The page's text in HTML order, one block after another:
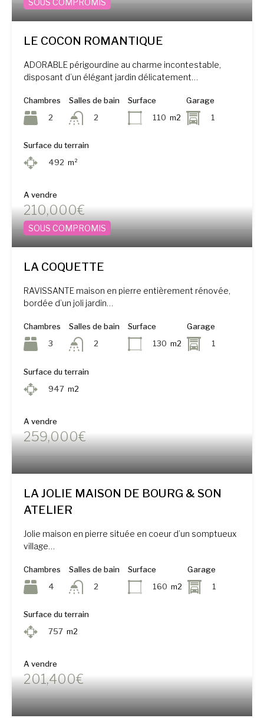
SOUS COMPROMIS
LE COCON ROMANTIQUE
ADORABLE périgourdine au charme incontestable,
disposant d’un élégant jardin délicatement…
Chambres
2
Salles de bain
2
Surface
110 m2
Garage
1
Surface du terrain
492 m²
A vendre
210,000€
SOUS COMPROMIS
LA COQUETTE
RAVISSANTE maison en pierre entièrement rénovée,
bordée d’un joli jardin…
Chambres
3
Salles de bain
2
Surface
130 m2
Garage
1
Surface du terrain
947 m2
A vendre
259,000€
LA JOLIE MAISON DE BOURG & SON
ATELIER
Jolie maison en pierre située en coeur d’un somptueux
village…
Chambres
4
Salles de bain
2
Surface
160 m2
Garage
1
Surface du terrain
757 m2
A vendre
201,400€